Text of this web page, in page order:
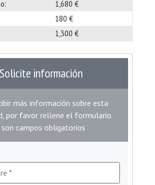
1,680 €
180 €
1,300 €
Solicite información
más información sobre esta
por favor rellene el formulario.
son campos obligatorios